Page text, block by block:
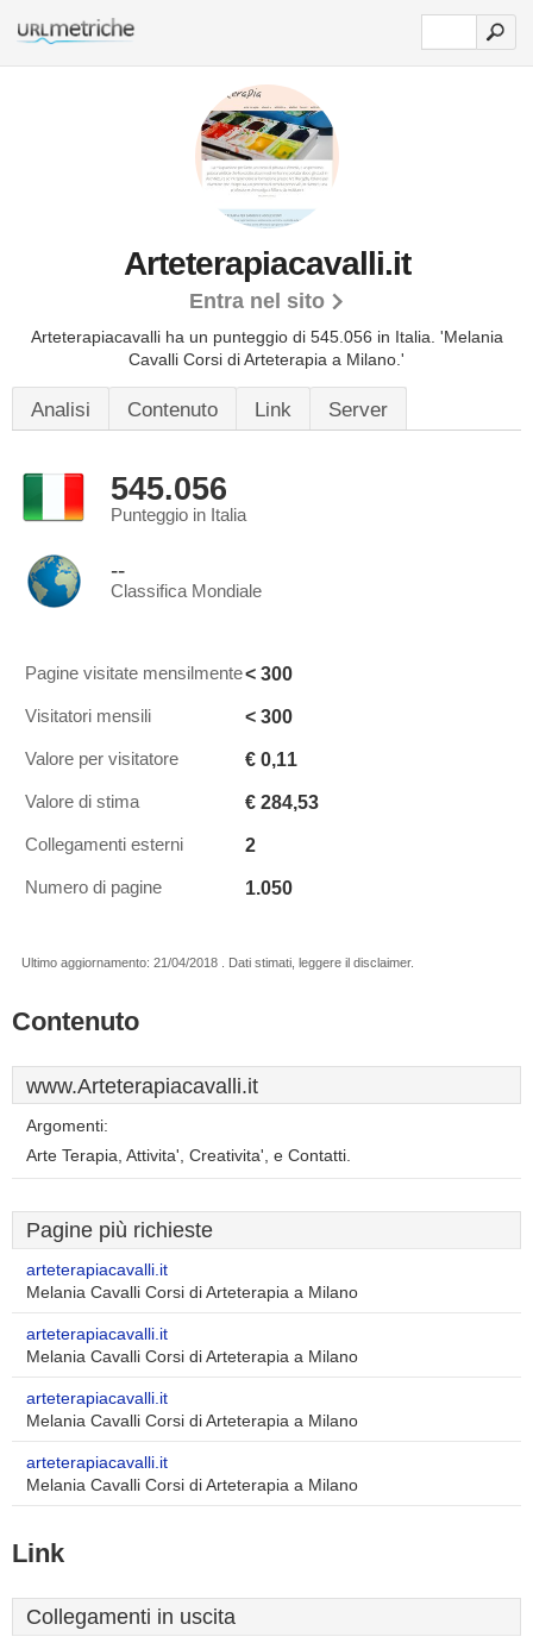
Arteterapiacavalli.it
Entra nel sito
Arteterapiacavalli ha un punteggio di 545.056 in Italia. 'Melania
Cavalli Corsi di Arteterapia a Milano.'
Analisi Contenuto Link Server
545.056
Punteggio in Italia
--
Classifica Mondiale
Pagine visitate mensilmente< 300
Visitatori mensili < 300
Valore per visitatore € 0,11
Valore di stima € 284,53
Collegamenti esterni 2
Numero di pagine 1.050
Ultimo aggiornamento: 21/04/2018 . Dati stimati, leggere il disclaimer.
Contenuto
www.Arteterapiacavalli.it
Argomenti:
Arte Terapia, Attivita', Creativita', e Contatti.
Pagine più richieste
arteterapiacavalli.it
Melania Cavalli Corsi di Arteterapia a Milano
arteterapiacavalli.it
Melania Cavalli Corsi di Arteterapia a Milano
arteterapiacavalli.it
Melania Cavalli Corsi di Arteterapia a Milano
arteterapiacavalli.it
Melania Cavalli Corsi di Arteterapia a Milano
Link
Collegamenti in uscita